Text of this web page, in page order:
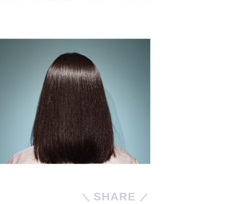
SHARE